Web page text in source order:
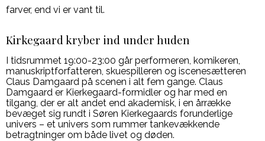
farver, end vi er vant til.
Kirkegaard kryber ind under huden
I tidsrummet 19:00-23:00 går performeren, komikeren,
manuskriptforfatteren, skuespilleren og iscenesætteren
Claus Damgaard på scenen i alt fem gange. Claus
Damgaard er Kierkegaard-formidler og har med en
tilgang, der er alt andet end akademisk, i en årrække
bevæget sig rundt i Søren Kierkegaards forunderlige
univers – et univers som rummer tankevækkende
betragtninger om både livet og døden.